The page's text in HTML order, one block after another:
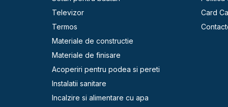
Televizor
Termos
Materiale de constructie
Materiale de finisare
Acoperiri pentru podea si pereti
Instalatii sanitare
Incalzire si alimentare cu apa
Card